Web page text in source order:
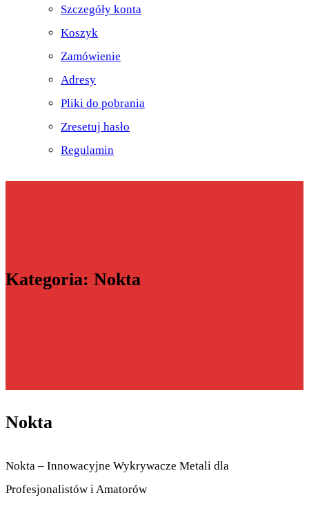
Szczegóły konta
Koszyk
Zamówienie
Adresy
Pliki do pobrania
Zresetuj hasło
Regulamin
Kategoria: Nokta
Nokta
Nokta – Innowacyjne Wykrywacze Metali dla
Profesjonalistów i Amatorów